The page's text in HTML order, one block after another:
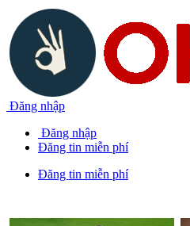
Đăng nhập
Đăng nhập
Đăng tin miễn phí
Đăng tin miễn phí